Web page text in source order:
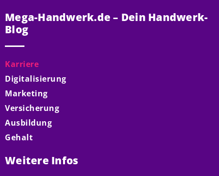
Mega-Handwerk.de – Dein Handwerk-
Blog
Karriere
Digitalisierung
Marketing
Versicherung
Ausbildung
Gehalt
Weitere Infos